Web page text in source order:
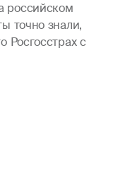
российском
точно знали,
Росгосстрах с